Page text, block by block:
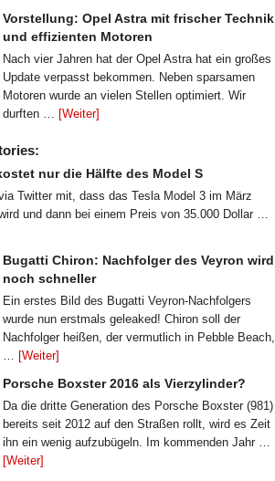
Vorstellung: Opel Astra mit frischer Technik
und effizienten Motoren
Nach vier Jahren hat der Opel Astra hat ein großes
Update verpasst bekommen. Neben sparsamen
Motoren wurde an vielen Stellen optimiert. Wir
durften … [Weiter]
nur die Hälfte des Model S
Twitter mit, dass das Tesla Model 3 im März
und dann bei einem Preis von 35.000 Dollar …
Bugatti Chiron: Nachfolger des Veyron wird
noch schneller
Ein erstes Bild des Bugatti Veyron-Nachfolgers
wurde nun erstmals geleaked! Chiron soll der
Nachfolger heißen, der vermutlich in Pebble Beach,
… [Weiter]
Porsche Boxster 2016 als Vierzylinder?
Da die dritte Generation des Porsche Boxster (981)
bereits seit 2012 auf den Straßen rollt, wird es Zeit
ihn ein wenig aufzubügeln. Im kommenden Jahr …
[Weiter]